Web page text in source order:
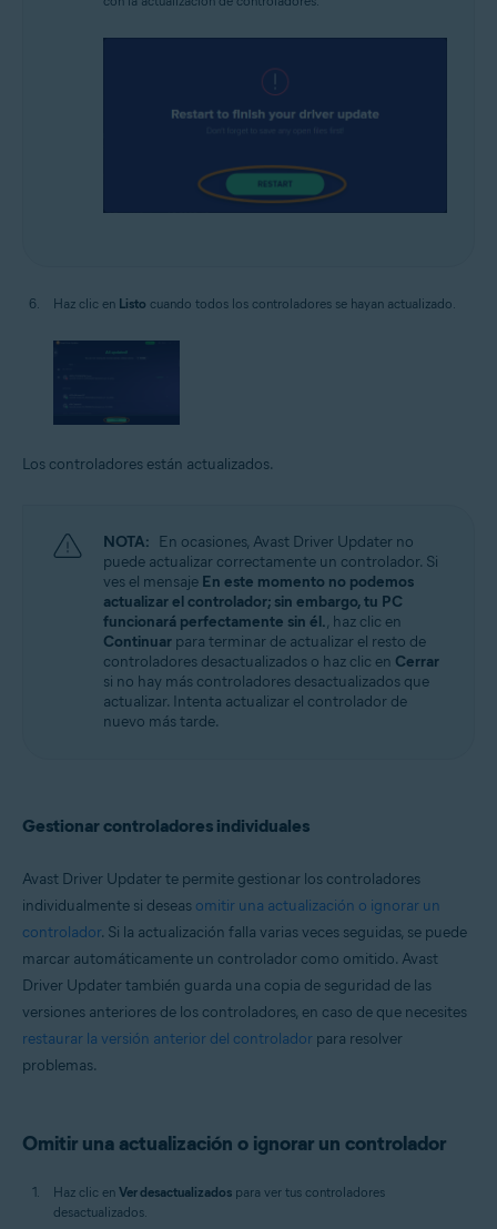
Haz clic en Listo cuando todos los controladores se hayan actualizado.
Los controladores están actualizados.
NOTA: En ocasiones, Avast Driver Updater no
puede actualizar correctamente un controlador. Si
ves el mensaje En este momento no podemos
actualizar el controlador; sin embargo, tu PC
funcionará perfectamente sin él., haz clic en
Continuar para terminar de actualizar el resto de
controladores desactualizados o haz clic en Cerrar
si no hay más controladores desactualizados que
actualizar. Intenta actualizar el controlador de
nuevo más tarde.
Gestionar controladores individuales
Avast Driver Updater te permite gestionar los controladores
individualmente si deseas omitir una actualización o ignorar un
controlador. Si la actualización falla varias veces seguidas, se puede
marcar automáticamente un controlador como omitido. Avast
Driver Updater también guarda una copia de seguridad de las
versiones anteriores de los controladores, en caso de que necesites
restaurar la versión anterior del controlador para resolver
problemas.
Omitir una actualización o ignorar un controlador
Haz clic en Ver desactualizados para ver tus controladores
desactualizados.